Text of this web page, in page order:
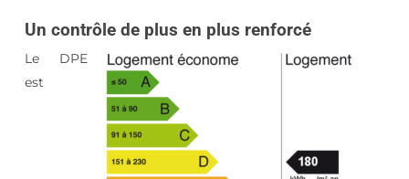
Un contrôle de plus en plus renforcé
Le DPE
est